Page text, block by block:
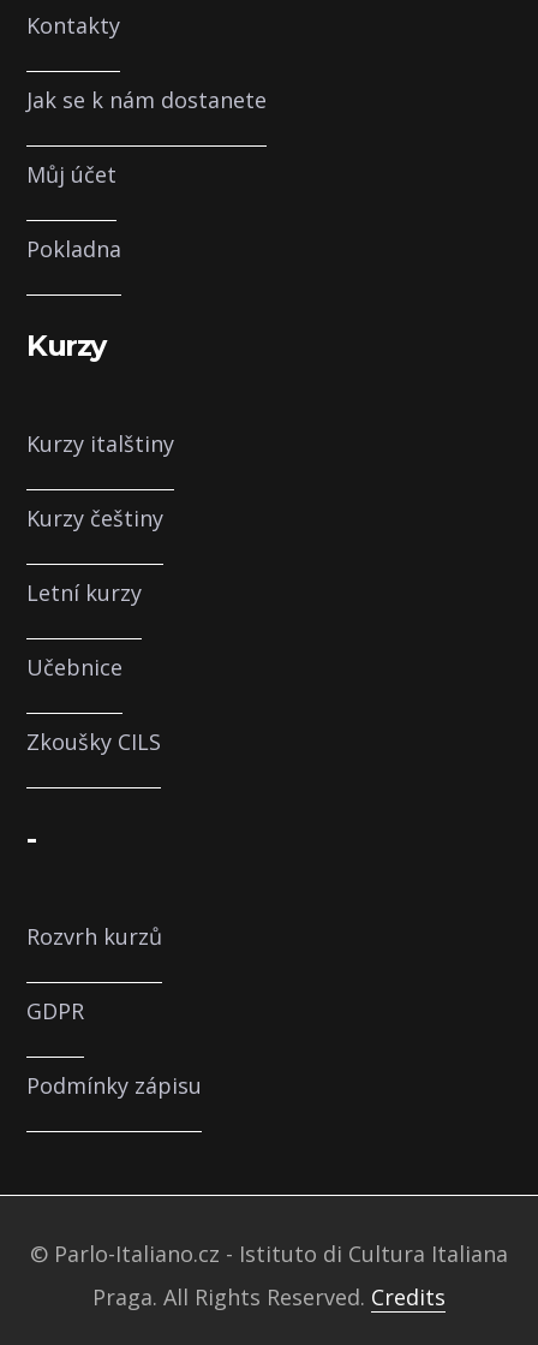
Kontakty
Jak se k nám dostanete
Můj účet
Pokladna
Kurzy
Kurzy italštiny
Kurzy češtiny
Letní kurzy
Učebnice
Zkoušky CILS
-
Rozvrh kurzů
GDPR
Podmínky zápisu
© Parlo-Italiano.cz - Istituto di Cultura Italiana
Praga. All Rights Reserved. Credits